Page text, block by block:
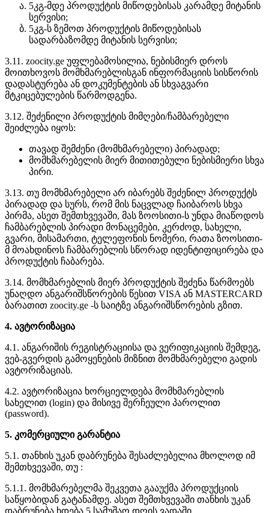
5კგ-მდე პროდუქტის მიწოდებისას კარამდე მიტანის
სერვისი;
5კგ-ს ზემოთ პროდუქტის მიწოდებისას
სადარბაზომდე მიტანის სერვისი;
3.11. zoocity.ge უფლებამოსილია, ნებისმიერ დროს
მოითხოვოს მომხმარებლისგან ინფორმაციის სისწორის
დადასტურება ან დოკუმენტების ან სხვაგვარი
მტკიცებულების წარმოდგენა.
3.12. შეძენილი პროდუქტის მიმღები/ჩამბარებელი
შეიძლება იყოს:
თავად შემძენი (მომხმარებელი) პირადად;
მომხმარებელის მიერ მითითებული ნებისმიერი სხვა
პირი.
3.13. თუ მომხმარებელი არ იბარებს შეძენილ პროდუქტს
პირადად და სურს, რომ მის ნაცვლად ჩაიბაროს სხვა
პირმა, ასეთ შემთხვევაში, მას ზოოსითი-ს უნდა მიაწოდოს
ჩამბარებლის პირადი მონაცემები, კერძოდ, სახელი,
გვარი, მისამართი, ტელეფონის ნომერი, რათა ზოოსითი-
მ მოახდინოს ჩამბარებლის სწორად იდენტიფიცირება და
პროდუქტის ჩაბარება.
3.14. მომხმარებლის მიერ პროდუქტის შეძენა წარმოებს
უნაღდო ანგარიშსწორების წესით VISA ან MASTERCARD
ბარათით zoocity.ge -ს საიტზე ანგარიშსწორების გზით.
4. ავტორიზაცია
4.1. ანგარიშის რეგისტრაციისა და ვერიფიკაციის შემდეგ,
ვებ-გვერდის გამოყენების მიზნით მომხმარებელი გადის
ავტორიზაციას.
4.2. ავტორიზაცია ხორციელდება მომხმარებლის
სახელით (login) და მისივე შერჩეული პაროლით
(password).
5. კომერციული გარანტია
5.1. თანხის უკან დაბრუნება შესაძლებელია მხოლოდ იმ
შემთხვევაში, თუ :
5.1.1. მომხმარებელმა შეკვეთა გააუქმა პროდუქციის
საწყობიდან გატანამდე. ასეთ შემთხვევაში თანხის უკან
დაბრუნება ხდება 5 სამუშაო დღის ვადაში.